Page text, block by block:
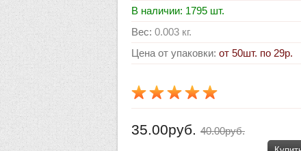
В наличии: 1795 шт.
Вес: 0.003 кг.
Цена от упаковки: от 50шт. по 29р.
35.00руб. 40.00руб.